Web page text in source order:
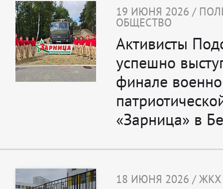
19 ИЮНЯ 2026 /
ОБЩЕСТВО
Активисты
успешно
финале
«Зарница» в
18 ИЮНЯ 2026 / ЖКХ